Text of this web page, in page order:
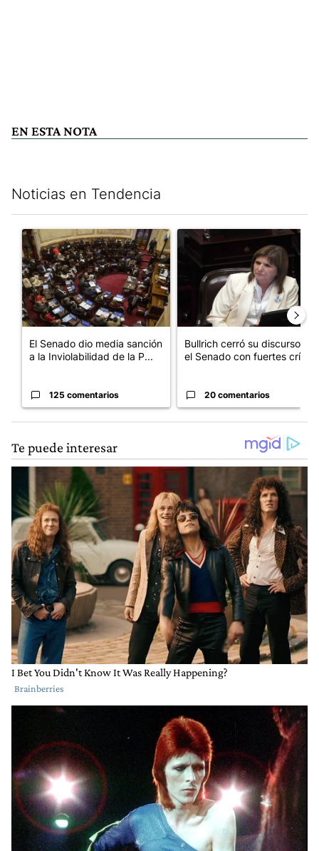
EN ESTA NOTA
Noticias en Tendencia
Un artículo de tendencia con el título "El Senado dio media
El Senado dio media sanción
a la Inviolabilidad de la P...
125 comentarios
Un artículo de tendencia
Bullrich cerró su discurso en
el Senado con fuertes crí...
20 comentarios